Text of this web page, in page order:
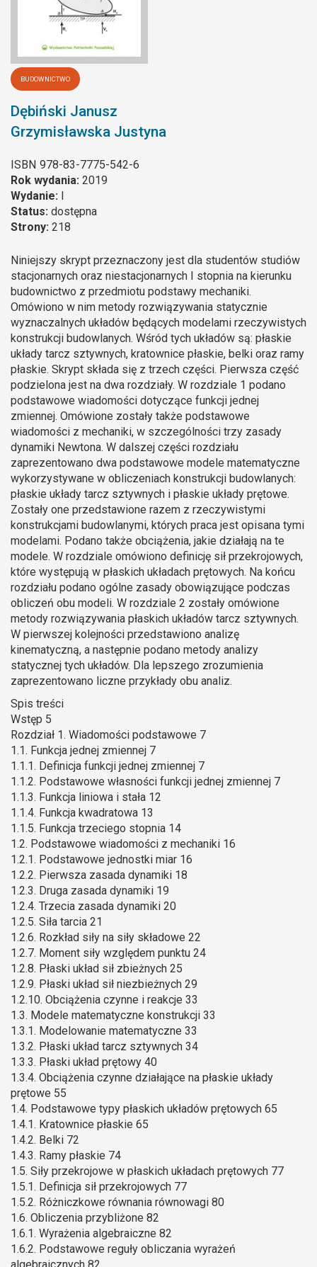
BUDOWNICTWO
Dębiński Janusz
Grzymisławska Justyna
ISBN 978-83-7775-542-6
Rok wydania: 2019
Wydanie: I
Status: dostępna
Strony: 218
Niniejszy skrypt przeznaczony jest dla studentów studiów
stacjonarnych oraz niestacjonarnych I stopnia na kierunku
budownictwo z przedmiotu podstawy mechaniki.
Omówiono w nim metody rozwiązywania statycznie
wyznaczalnych układów będących modelami rzeczywistych
konstrukcji budowlanych. Wśród tych układów są: płaskie
układy tarcz sztywnych, kratownice płaskie, belki oraz ramy
płaskie. Skrypt składa się z trzech części. Pierwsza część
podzielona jest na dwa rozdziały. W rozdziale 1 podano
podstawowe wiadomości dotyczące funkcji jednej
zmiennej. Omówione zostały także podstawowe
wiadomości z mechaniki, w szczególności trzy zasady
dynamiki Newtona. W dalszej części rozdziału
zaprezentowano dwa podstawowe modele matematyczne
wykorzystywane w obliczeniach konstrukcji budowlanych:
płaskie układy tarcz sztywnych i płaskie układy prętowe.
Zostały one przedstawione razem z rzeczywistymi
konstrukcjami budowlanymi, których praca jest opisana tymi
modelami. Podano także obciążenia, jakie działają na te
modele. W rozdziale omówiono definicję sił przekrojowych,
które występują w płaskich układach prętowych. Na końcu
rozdziału podano ogólne zasady obowiązujące podczas
obliczeń obu modeli. W rozdziale 2 zostały omówione
metody rozwiązywania płaskich układów tarcz sztywnych.
W pierwszej kolejności przedstawiono analizę
kinematyczną, a następnie podano metody analizy
statycznej tych układów. Dla lepszego zrozumienia
zaprezentowano liczne przykłady obu analiz.
Spis treści
Wstęp 5
Rozdział 1. Wiadomości podstawowe 7
1.1. Funkcja jednej zmiennej 7
1.1.1. Definicja funkcji jednej zmiennej 7
1.1.2. Podstawowe własności funkcji jednej zmiennej 7
1.1.3. Funkcja liniowa i stała 12
1.1.4. Funkcja kwadratowa 13
1.1.5. Funkcja trzeciego stopnia 14
1.2. Podstawowe wiadomości z mechaniki 16
1.2.1. Podstawowe jednostki miar 16
1.2.2. Pierwsza zasada dynamiki 18
1.2.3. Druga zasada dynamiki 19
1.2.4. Trzecia zasada dynamiki 20
1.2.5. Siła tarcia 21
1.2.6. Rozkład siły na siły składowe 22
1.2.7. Moment siły względem punktu 24
1.2.8. Płaski układ sił zbieżnych 25
1.2.9. Płaski układ sił niezbieżnych 29
1.2.10. Obciążenia czynne i reakcje 33
1.3. Modele matematyczne konstrukcji 33
1.3.1. Modelowanie matematyczne 33
1.3.2. Płaski układ tarcz sztywnych 34
1.3.3. Płaski układ prętowy 40
1.3.4. Obciążenia czynne działające na płaskie układy
prętowe 55
1.4. Podstawowe typy płaskich układów prętowych 65
1.4.1. Kratownice płaskie 65
1.4.2. Belki 72
1.4.3. Ramy płaskie 74
1.5. Siły przekrojowe w płaskich układach prętowych 77
1.5.1. Definicja sił przekrojowych 77
1.5.2. Różniczkowe równania równowagi 80
1.6. Obliczenia przybliżone 82
1.6.1. Wyrażenia algebraiczne 82
1.6.2. Podstawowe reguły obliczania wyrażeń